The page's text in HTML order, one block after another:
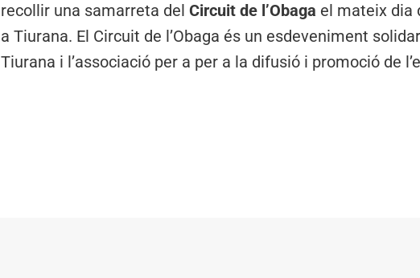
recollir una samarreta delCircuit de l’Obaga el mateix dia
a Tiurana. El Circuit de l’Obaga és un esdeveniment
Tiurana i l’associació per a per a la difusió i promoció de